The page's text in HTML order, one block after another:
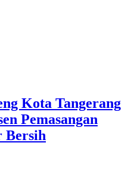
Kota Tangerang
Pemasangan
Bersih